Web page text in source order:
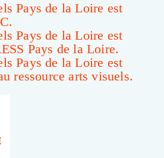
Pays de la Loire est
Pays de la Loire est
Pays de la Loire.
Pays de la Loire est
ressource arts visuels.